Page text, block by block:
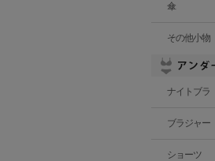
傘
その他小物
ナイトブラ
ブラジャー
ショーツ